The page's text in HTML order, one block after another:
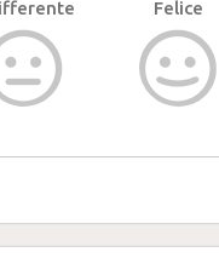
Felice